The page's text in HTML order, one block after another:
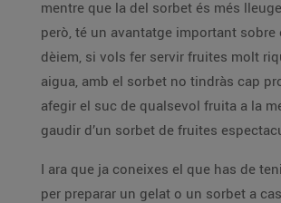
mentre que la del sorbet és més
però, té un avantatge important sobre
dèiem, si vols fer servir fruites molt
aigua, amb el sorbet no tindràs cap
afegir el suc de qualsevol fruita a la
gaudir d’un sorbet de fruites
I ara que ja coneixes el que has de
per preparar un gelat o un sorbet a